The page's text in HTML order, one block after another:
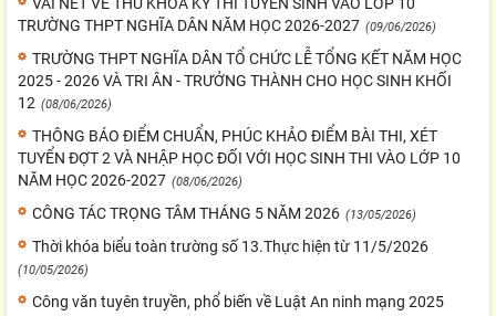
TRƯỜNG THPT NGHĨA DÂN NĂM HỌC 2026-2027 (09/06/2026)
TRƯỜNG THPT NGHĨA DÂN TỔ CHỨC LỄ TỔNG KẾT NĂM HỌC
2025 - 2026 VÀ TRI ÂN - TRƯỞNG THÀNH CHO HỌC SINH KHỐI
12 (08/06/2026)
THÔNG BÁO ĐIỂM CHUẨN, PHÚC KHẢO ĐIỂM BÀI THI, XÉT
TUYỂN ĐỢT 2 VÀ NHẬP HỌC ĐỐI VỚI HỌC SINH THI VÀO LỚP 10
NĂM HỌC 2026-2027 (08/06/2026)
CÔNG TÁC TRỌNG TÂM THÁNG 5 NĂM 2026 (13/05/2026)
Thời khóa biểu toàn trường số 13.Thực hiện từ 11/5/2026
(10/05/2026)
Công văn tuyên truyền, phổ biến về Luật An ninh mạng 2025